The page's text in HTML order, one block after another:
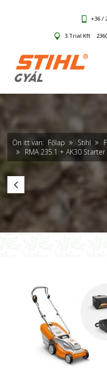
+36 /
3.Trial Kft
Ön itt van: Főlap Stihl
RMA 235.1 + AK30 Starter
RMA
443.3
(akku
és